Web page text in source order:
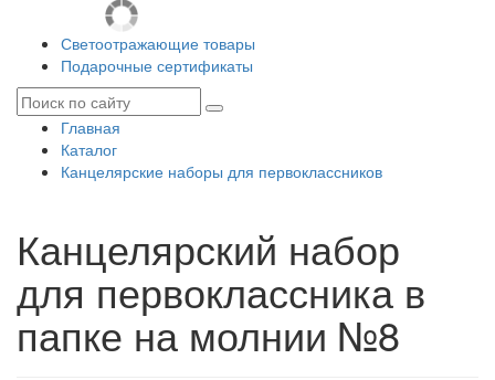
Светоотражающие товары
Подарочные сертификаты
Главная
Каталог
Канцелярские наборы для первоклассников
Канцелярский набор
для первоклассника в
папке на молнии №8